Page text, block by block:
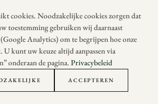
te wonen; ik ben nog iedere dag blij dat
heeft een bijzondere betekenis voor je,
cookies. Noodzakelijke cookies zorgen dat
toestemming gebruiken wij daarnaast
Analytics) om te begrijpen hoe onze
kunt uw keuze altijd aanpassen via
onderaan de pagina.Privacybeleid
ACCEPTEREN